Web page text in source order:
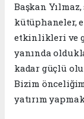
Başkan
kütüphaneler,
etkinlikleri ve
yanında
kadar güçlü
Bizim
yatırım